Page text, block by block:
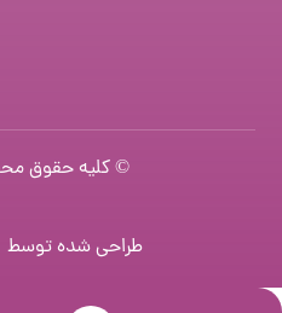
© کلیه حقوق
طراحی شده توسط